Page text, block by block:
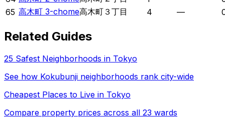
65 高木町 3-chome高木町３丁目 4 —
Related Guides
25 Safest Neighborhoods in Tokyo
See how Kokubunji neighborhoods rank city-wide
Cheapest Places to Live in Tokyo
Compare property prices across all 23 wards